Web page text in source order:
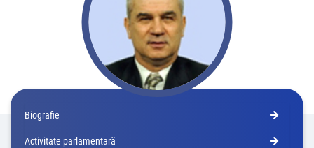
Biografie
Activitate parlamentară